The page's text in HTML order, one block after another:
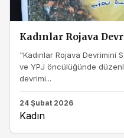
Kadınlar Rojava
“Kadınlar Rojava Devrimini
ve YPJ öncülüğünde
devrimi...
24 Şubat 2026
Kadın